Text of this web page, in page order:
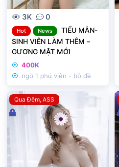
3K 0
Hot News
TIỂU MẪN-
SINH VIÊN LÀM THÊM –
GƯƠNG MẶT MỚI
400K
ngõ 1 phú viên - bồ đề
Qua Đêm ASS
Đ